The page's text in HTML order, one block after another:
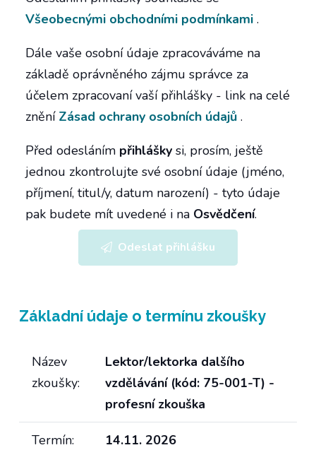
Všeobecnými obchodními podmínkami .
Dále vaše osobní údaje zpracováváme na
základě oprávněného zájmu správce za
účelem zpracovaní vaší přihlášky - link na celé
znění Zásad ochrany osobních údajů .
Před odesláním přihlášky si, prosím, ještě
jednou zkontrolujte své osobní údaje (jméno,
příjmení, titul/y, datum narození) - tyto údaje
pak budete mít uvedené i na Osvědčení.
Odeslat přihlášku
Základní údaje o termínu zkoušky
Název
zkoušky:
Lektor/lektorka dalšího
vzdělávání (kód: 75-001-T) -
profesní zkouška
Termín: 14.11. 2026